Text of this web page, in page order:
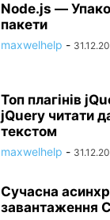
Node.js —
пакети
maxwelhelp -
Топ плагінів
jQuery читати
текстом
maxwelhelp -
Сучасна
завантаження